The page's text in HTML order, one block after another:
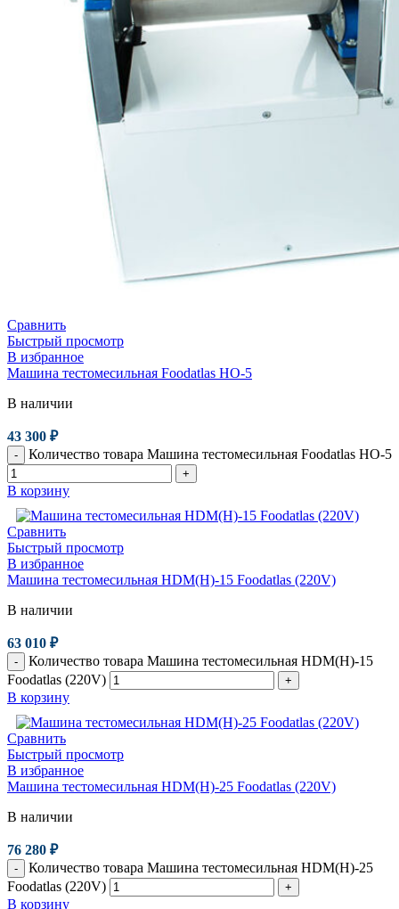
Сравнить
Быстрый просмотр
В избранное
Машина тестомесильная Foodatlas HO-5
В наличии
43 300 ₽
- Количество товара Машина тестомесильная Foodatlas HO-5
+
В корзину
Сравнить
Быстрый просмотр
В избранное
Машина тестомесильная HDM(H)-15 Foodatlas (220V)
В наличии
63 010 ₽
-
Количество товара Машина тестомесильная HDM(H)-15
Foodatlas (220V)
+
В корзину
Сравнить
Быстрый просмотр
В избранное
Машина тестомесильная HDM(H)-25 Foodatlas (220V)
В наличии
76 280 ₽
-
Количество товара Машина тестомесильная HDM(H)-25
Foodatlas (220V)
+
В корзину